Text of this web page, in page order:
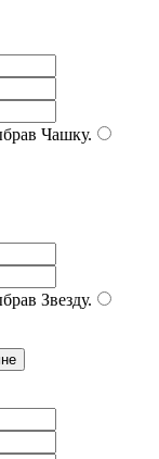
Чашку.
Звезду.